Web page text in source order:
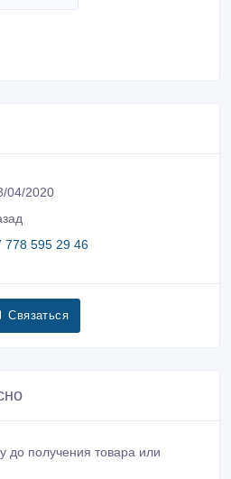
04/2020
778 595 29 46
Связаться
до получения товара или